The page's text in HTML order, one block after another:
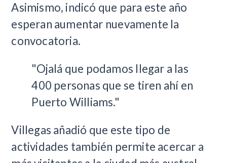
Asimismo, indicó que para este año
esperan aumentar nuevamente la
convocatoria.
"Ojalá que podamos llegar a las
400 personas que se tiren ahí en
Puerto Williams."
Villegas añadió que este tipo de
actividades también permite acercar a